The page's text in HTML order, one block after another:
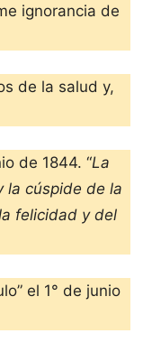
ignorancia de
de la salud y,
de 1844. “La
la cúspide de la
felicidad y del
el 1° de junio